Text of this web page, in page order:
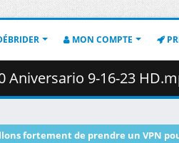
MON COMPTE
Aniversario 9-16-23
fortement de prendre un VPN